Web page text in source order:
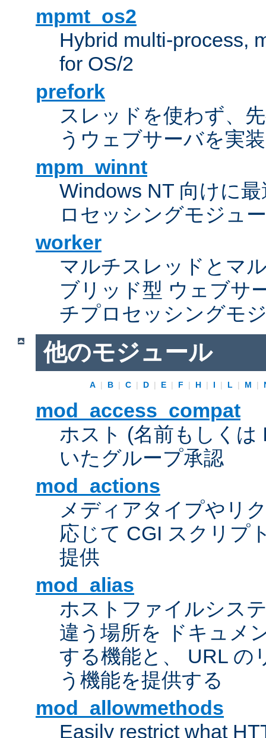
mpmt_os2
Hybrid multi-process,
for OS/2
prefork
スレッドを使わず、
うウェブサーバを実装
mpm_winnt
Windows NT 向けに
ロセッシングモジュ
worker
マルチスレッドとマ
ブリッド型 ウェブサ
チプロセッシングモ
他のモジュール
A | B | C | D | E | F | H | I | L | M |
mod_access_compat
ホスト (名前もしくは
いたグループ承認
mod_actions
メディアタイプやリ
応じて CGI スクリプ
提供
mod_alias
ホストファイルシス
違う場所を ドキュメ
する機能と、 URL の
う機能を提供する
mod_allowmethods
Easily restrict what